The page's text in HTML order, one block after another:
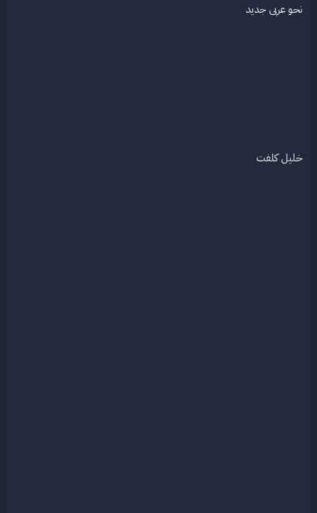
نحو عربى جديد
خليل كلفت